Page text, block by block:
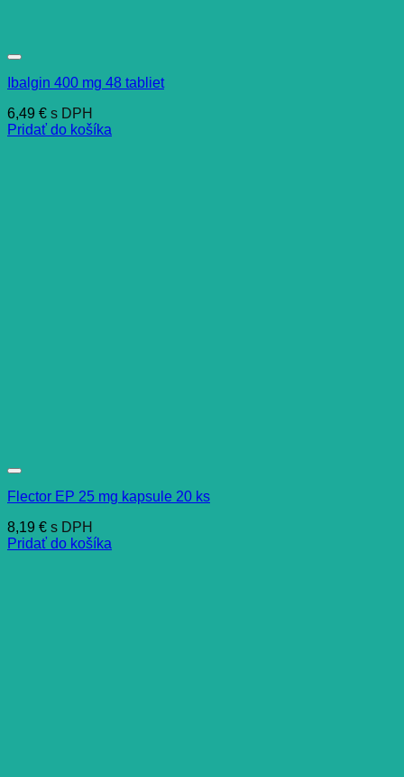
Ibalgin 400 mg 48 tabliet
6,49 € s DPH
Pridať do košíka
Flector EP 25 mg kapsule 20 ks
8,19 € s DPH
Pridať do košíka